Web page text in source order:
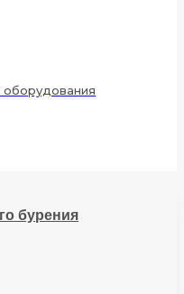
оборудования
бурения